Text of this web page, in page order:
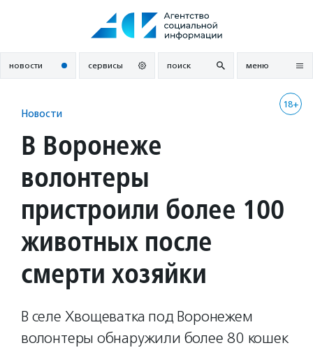
новости сервисы поиск меню
18+
Новости
В Воронеже
волонтеры
пристроили более 100
животных после
смерти хозяйки
В селе Хвощеватка под Воронежем
волонтеры обнаружили более 80 кошек